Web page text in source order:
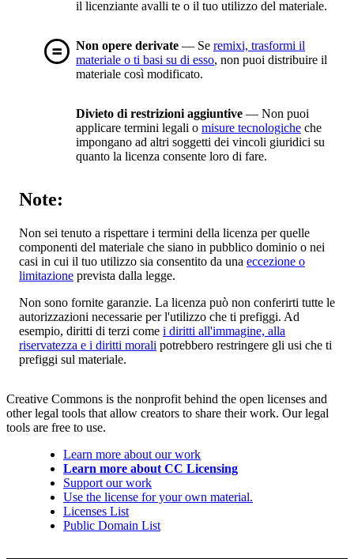
il licenziante avalli te o il tuo utilizzo del materiale.
Non opere derivate — Se remixi, trasformi il
materiale o ti basi su di esso, non puoi distribuire il
materiale così modificato.
Divieto di restrizioni aggiuntive — Non puoi
applicare termini legali o misure tecnologiche che
impongano ad altri soggetti dei vincoli giuridici su
quanto la licenza consente loro di fare.
Note:
Non sei tenuto a rispettare i termini della licenza per quelle
componenti del materiale che siano in pubblico dominio o nei
casi in cui il tuo utilizzo sia consentito da una eccezione o
limitazione prevista dalla legge.
Non sono fornite garanzie. La licenza può non conferirti tutte le
autorizzazioni necessarie per l'utilizzo che ti prefiggi. Ad
esempio, diritti di terzi come i diritti all'immagine, alla
riservatezza e i diritti morali potrebbero restringere gli usi che ti
prefiggi sul materiale.
Creative Commons is the nonprofit behind the open licenses and
other legal tools that allow creators to share their work. Our legal
tools are free to use.
Learn more about our work
Learn more about CC Licensing
Support our work
Use the license for your own material.
Licenses List
Public Domain List